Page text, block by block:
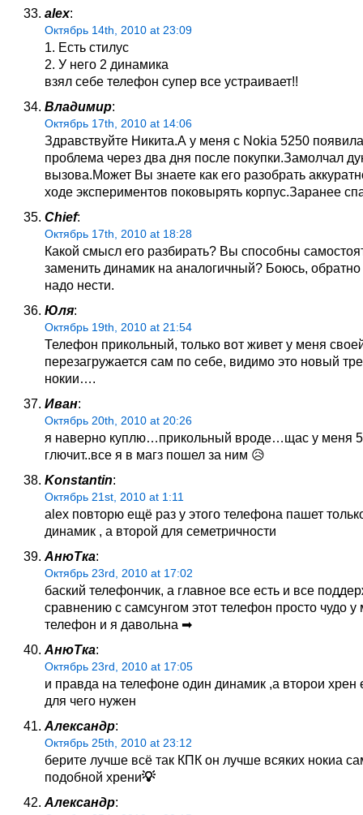
alex:
Октябрь 14th, 2010 at 23:09
1. Есть стилус
2. У него 2 динамика
взял себе телефон супер все устраивает!!
Владимир:
Октябрь 17th, 2010 at 14:06
Здравствуйте Никита.А у меня с Nokia 5250
проблема через два дня после покупки.Замолчал
вызова.Может Вы знаете как его разобрать
ходе экспериментов поковырять корпус.Заранее
Chief:
Октябрь 17th, 2010 at 18:28
Какой смысл его разбирать? Вы способны
заменить динамик на аналогичный? Боюсь, обратно
надо нести.
Юля:
Октябрь 19th, 2010 at 21:54
Телефон прикольный, только вот живет у меня
перезагружается сам по себе, видимо это новый
нокии….
Иван:
Октябрь 20th, 2010 at 20:26
я наверно куплю…прикольный вроде…щас у меня
глючит..все я в магз пошел за ним 😥
Konstantin:
Октябрь 21st, 2010 at 1:11
alex повторю ещё раз у этого телефона пашет
динамик , а второй для семетричности
АнюТка:
Октябрь 23rd, 2010 at 17:02
баский телефончик, а главное все есть и все
сравнению с самсунгом этот телефон просто чудо у
телефон и я давольна ➡
АнюТка:
Октябрь 23rd, 2010 at 17:05
и правда на телефоне один динамик ,а второи хрен
для чего нужен
Александр:
Октябрь 25th, 2010 at 23:12
берите лучше всё так КПК он лучше всяких нокиа
подобной хрени💡
Александр: